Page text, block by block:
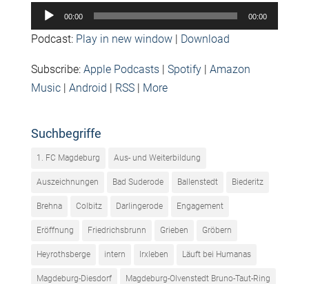
Audio-
Player
00:00 00:00
Podcast: Play in new window| Download
Subscribe: Apple Podcasts| Spotify| Amazon
Music| Android | RSS| More
Suchbegriffe
1. FC Magdeburg Aus- und Weiterbildung
Auszeichnungen Bad Suderode Ballenstedt Biederitz
Brehna Colbitz Darlingerode Engagement
Eröffnung Friedrichsbrunn Grieben Gröbern
Heyrothsberge intern Irxleben Läuft bei Humanas
Magdeburg-Diesdorf Magdeburg-Olvenstedt Bruno-Taut-Ring